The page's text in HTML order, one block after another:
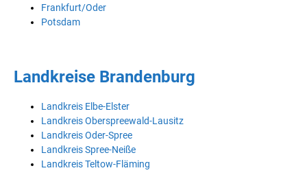
Frankfurt/Oder
Potsdam
Landkreise Brandenburg
Landkreis Elbe-Elster
Landkreis Oberspreewald-Lausitz
Landkreis Oder-Spree
Landkreis Spree-Neiße
Landkreis Teltow-Fläming